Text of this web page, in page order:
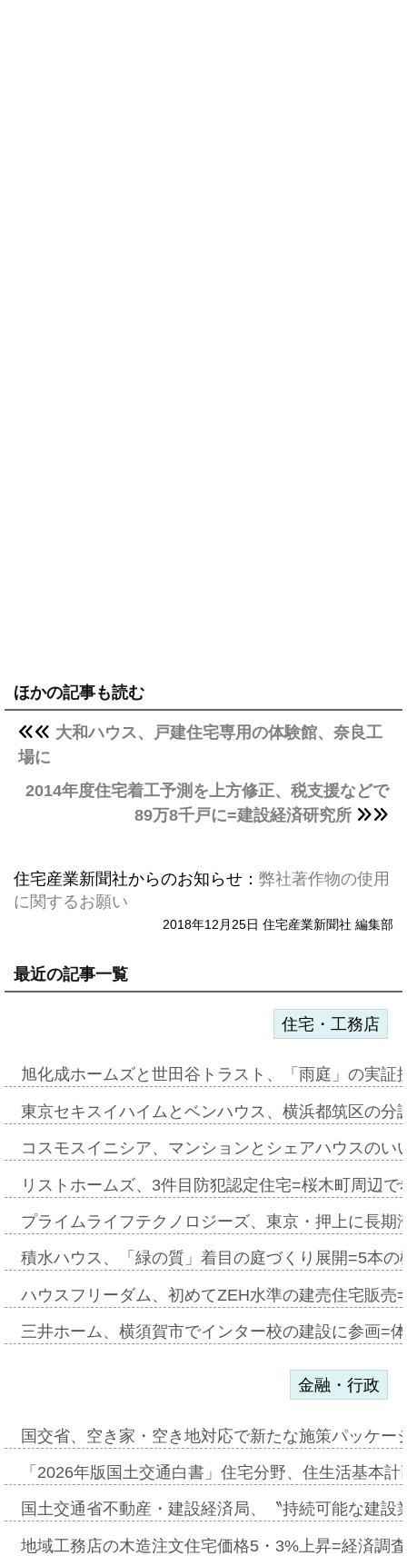
ほかの記事も読む
大和ハウス、戸建住宅専用の体験館、奈良工
場に
2014年度住宅着工予測を上方修正、税支援などで
89万8千戸に=建設経済研究所
住宅産業新聞社からのお知らせ： 弊社著作物の使用
に関するお願い
2018年12月25日 住宅産業新聞社 編集部
最近の記事一覧
住宅・工務店
旭化成ホームズと世田谷トラスト、「雨庭」の実
東京セキスイハイムとベンハウス、横浜都筑区の
コスモスイニシア、マンションとシェアハウスの
リストホームズ、3件目防犯認定住宅=桜木町周辺
プライムライフテクノロジーズ、東京・押上に長
積水ハウス、「緑の質」着目の庭づくり展開=5本
ハウスフリーダム、初めてZEH水準の建売住宅販
三井ホーム、横須賀市でインター校の建設に参画=
金融・行政
国交省、空き家・空き地対応で新たな施策パッケ
「2026年版国土交通白書」住宅分野、住生活基本
国土交通省不動産・建設経済局、〝持続可能な建
地域工務店の木造注文住宅価格5・3%上昇=経済調